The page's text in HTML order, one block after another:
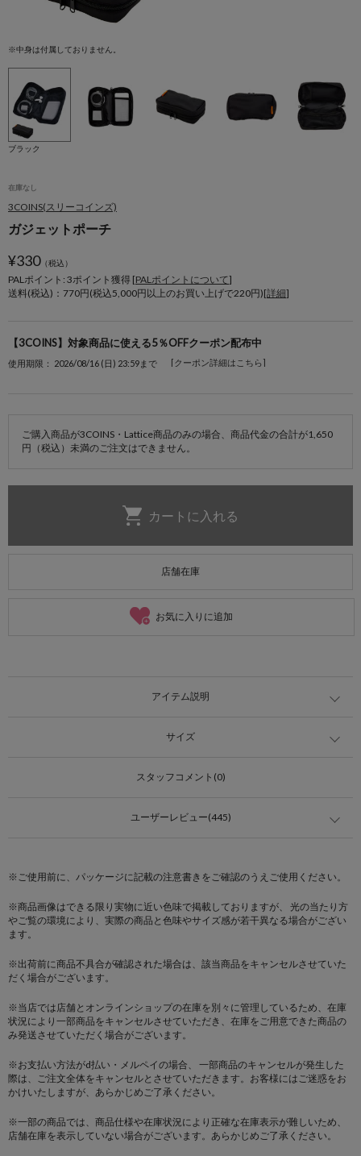
※中身は付属しておりません。
ブラック
在庫なし
3COINS(スリーコインズ)
ガジェットポーチ
¥330（税込）
PALポイント: 3ポイント獲得 [PALポイントについて]
送料(税込)：770円(税込5,000円以上のお買い上げで220円)[詳細]
【3COINS】対象商品に使える5％OFFクーポン配布中
使用期限： 2026/08/16 (日) 23:59まで [クーポン詳細はこちら]
ご購入商品が3COINS・Lattice商品のみの場合、商品代金の合計が1,650
円（税込）未満のご注文はできません。
店舗在庫
お気に入りに追加
アイテム説明
サイズ
スタッフコメント(0)
ユーザーレビュー(445)
※ご使用前に、パッケージに記載の注意書きをご確認のうえご使用ください。
※商品画像はできる限り実物に近い色味で掲載しておりますが、 光の当たり方
やご覧の環境により、実際の商品と色味やサイズ感が若干異なる場合がござい
ます。
※出荷前に商品不具合が確認された場合は、該当商品をキャンセルさせていた
だく場合がございます。
※当店では店舗とオンラインショップの在庫を別々に管理しているため、在庫
状況により一部商品をキャンセルさせていただき、在庫をご用意できた商品の
み発送させていただく場合がございます。
※お支払い方法がd払い・メルペイの場合、 一部商品のキャンセルが発生した
際は、ご注文全体をキャンセルとさせていただきます。お客様にはご迷惑をお
かけいたしますが、あらかじめご了承ください。
※一部の商品では、商品仕様や在庫状況により正確な在庫表示が難しいため、
店舗在庫を表示していない場合がございます。あらかじめご了承ください。